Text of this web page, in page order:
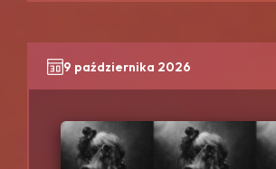
9 października 2026